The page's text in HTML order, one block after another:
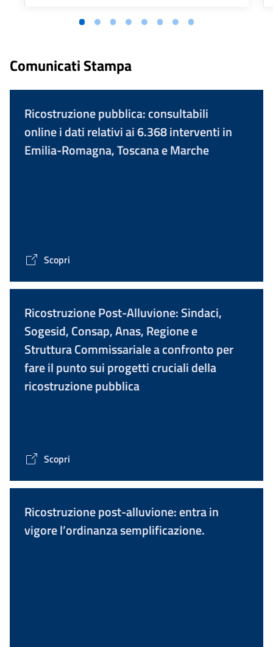
Comunicati Stampa
Ricostruzione pubblica: consultabili
online i dati relativi ai 6.368 interventi in
Emilia-Romagna, Toscana e Marche
Scopri
Ricostruzione Post-Alluvione: Sindaci,
Sogesid, Consap, Anas, Regione e
Struttura Commissariale a confronto per
fare il punto sui progetti cruciali della
ricostruzione pubblica
Scopri
Ricostruzione post-alluvione: entra in
vigore l’ordinanza semplificazione.